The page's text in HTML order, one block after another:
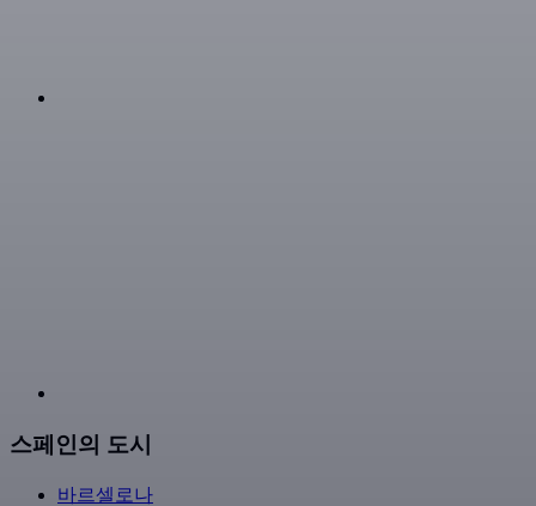
스페인의 도시
바르셀로나